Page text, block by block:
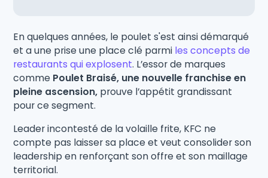
En quelques années, le poulet s'est ainsi démarqué
et a une prise une place clé parmi les concepts de
restaurants qui explosent. L’essor de marques
comme Poulet Braisé, une nouvelle franchise en
pleine ascension, prouve l’appétit grandissant
pour ce segment.
Leader incontesté de la volaille frite, KFC ne
compte pas laisser sa place et veut consolider son
leadership en renforçant son offre et son maillage
territorial.